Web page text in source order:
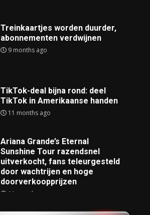
Treinkaartjes worden duurder,
abonnementen verdwijnen
9 months ago
TikTok-deal bijna rond: deel
TikTok in Amerikaanse handen
11 months ago
Ariana Grande’s Eternal
Sunshine Tour razendsnel
uitverkocht, fans teleurgesteld
door wachtrijen en hoge
doorverkoopprijzen
11 months ago